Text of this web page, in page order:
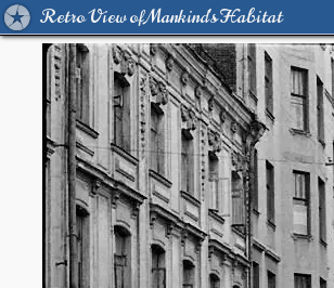
Retro View of Mankind's Habitat